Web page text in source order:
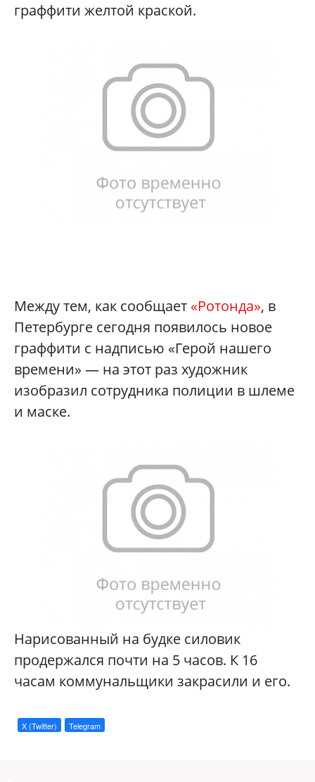
граффити желтой краской.
Между тем, как сообщает «Ротонда», в
Петербурге сегодня появилось новое
граффити с надписью «Герой нашего
времени» — на этот раз художник
изобразил сотрудника полиции в шлеме
и маске.
Нарисованный на будке силовик
продержался почти на 5 часов. К 16
часам коммунальщики закрасили и его.
X (Twitter) Telegram